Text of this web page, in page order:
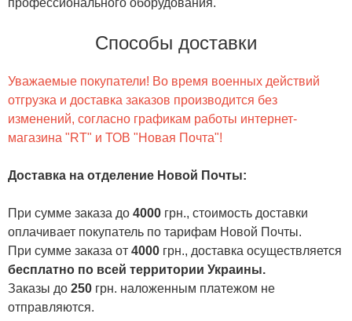
профессионального оборудования.
Способы доставки
Уважаемые покупатели! Во время военных действий
отгрузка и доставка заказов производится без
изменений, согласно графикам работы интернет-
магазина "RT" и ТОВ "Новая Почта"!
Доставка на отделение Новой Почты:
При сумме заказа до 4000 грн., стоимость доставки
оплачивает покупатель по тарифам Новой Почты.
При сумме заказа от 4000 грн., доставка осуществляется
бесплатно по всей территории Украины.
Заказы до 250 грн. наложенным платежом не
отправляются.